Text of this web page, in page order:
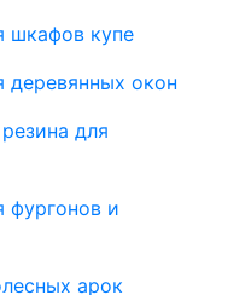
шкафов купе
деревянных окон
для
фургонов и
арок